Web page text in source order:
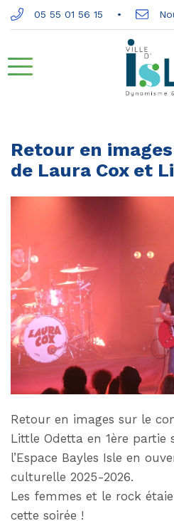
Gestion des traceurs
05 55 01 56 15
Aller
la
navigation
Retour en
de Laura Cox et
Retour en images sur le
Little Odetta en 1ère partie
l’Espace Bayles Isle en
culturelle 2025-2026.
Les femmes et le rock
cette soirée !